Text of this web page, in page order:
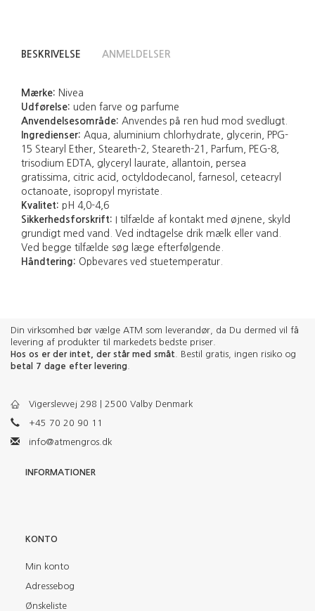
BESKRIVELSE ANMELDELSER
Mærke: Nivea
Udførelse: uden farve og parfume
Anvendelsesområde: Anvendes på ren hud mod svedlugt.
Ingredienser: Aqua, aluminium chlorhydrate, glycerin, PPG-
15 Stearyl Ether, Steareth-2, Steareth-21, Parfum, PEG-8,
trisodium EDTA, glyceryl laurate, allantoin, persea
gratissima, citric acid, octyldodecanol, farnesol, ceteacryl
octanoate, isopropyl myristate.
Kvalitet: pH 4,0-4,6
Sikkerhedsforskrift: I tilfælde af kontakt med øjnene, skyld
grundigt med vand. Ved indtagelse drik mælk eller vand.
Ved begge tilfælde søg læge efterfølgende.
Håndtering: Opbevares ved stuetemperatur.
Din virksomhed bør vælge ATM som leverandør, da Du dermed vil få
levering af produkter til markedets bedste priser.
Hos os er der intet, der står med småt . Bestil gratis, ingen risiko og
betal 7 dage efter levering
Vigerslevvej 298 | 2500 Valby Denmark
+45 70 20 90 11
info@atmengros.dk
INFORMATIONER
KONTO
Min konto
Adressebog
Ønskeliste